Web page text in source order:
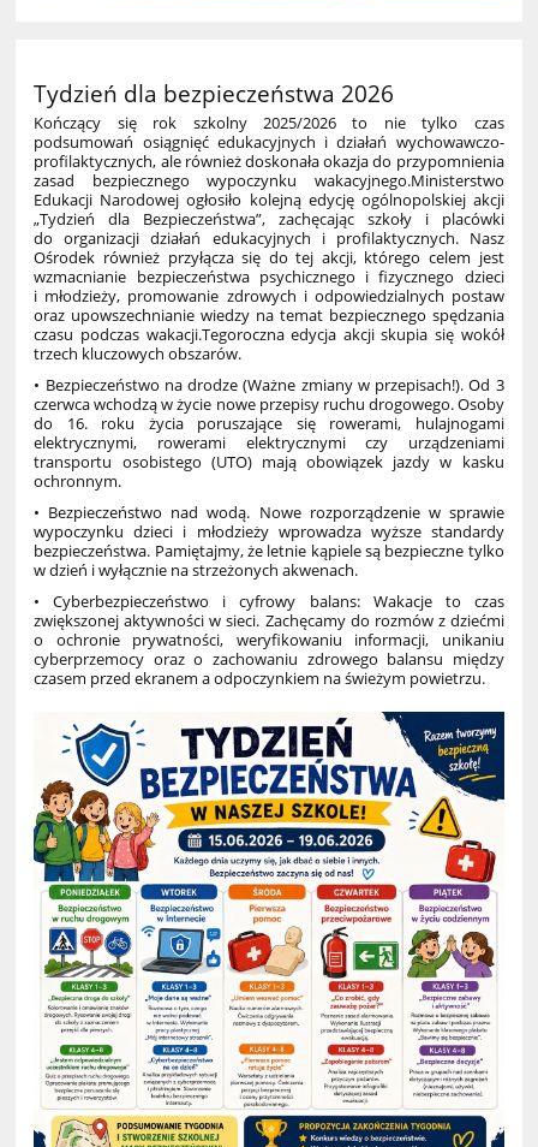
Tydzień dla bezpieczeństwa 2026
Kończący się rok szkolny 2025/2026 to nie tylko czas
podsumowań osiągnięć edukacyjnych i działań wychowawczo-
profilaktycznych, ale również doskonała okazja do przypomnienia
zasad bezpiecznego wypoczynku wakacyjnego.Ministerstwo
Edukacji Narodowej ogłosiło kolejną edycję ogólnopolskiej akcji
„Tydzień dla Bezpieczeństwa”, zachęcając szkoły i placówki
do organizacji działań edukacyjnych i profilaktycznych. Nasz
Ośrodek również przyłącza się do tej akcji, którego celem jest
wzmacnianie bezpieczeństwa psychicznego i fizycznego dzieci
i młodzieży, promowanie zdrowych i odpowiedzialnych postaw
oraz upowszechnianie wiedzy na temat bezpiecznego spędzania
czasu podczas wakacji.Tegoroczna edycja akcji skupia się wokół
trzech kluczowych obszarów.
• Bezpieczeństwo na drodze (Ważne zmiany w przepisach!). Od 3
czerwca wchodzą w życie nowe przepisy ruchu drogowego. Osoby
do 16. roku życia poruszające się rowerami, hulajnogami
elektrycznymi, rowerami elektrycznymi czy urządzeniami
transportu osobistego (UTO) mają obowiązek jazdy w kasku
ochronnym.
• Bezpieczeństwo nad wodą. Nowe rozporządzenie w sprawie
wypoczynku dzieci i młodzieży wprowadza wyższe standardy
bezpieczeństwa. Pamiętajmy, że letnie kąpiele są bezpieczne tylko
w dzień i wyłącznie na strzeżonych akwenach.
• Cyberbezpieczeństwo i cyfrowy balans: Wakacje to czas
zwiększonej aktywności w sieci. Zachęcamy do rozmów z dziećmi
o ochronie prywatności, weryfikowaniu informacji, unikaniu
cyberprzemocy oraz o zachowaniu zdrowego balansu między
czasem przed ekranem a odpoczynkiem na świeżym powietrzu.